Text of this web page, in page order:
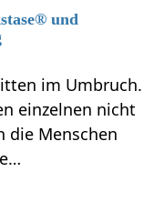
und
im Umbruch.
einzelnen nicht
die Menschen